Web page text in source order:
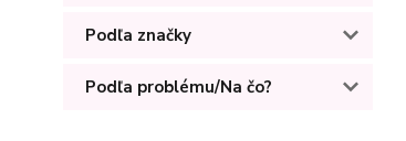
Podľa značky
Podľa problému/Na čo?